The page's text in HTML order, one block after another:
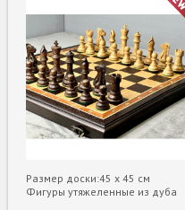
Размер доски:45 х 45 см
Фигуры утяжеленные из дуба